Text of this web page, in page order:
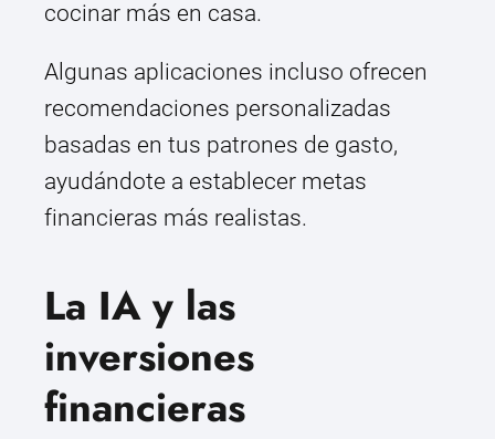
cocinar más en casa.
Algunas aplicaciones incluso ofrecen
recomendaciones personalizadas
basadas en tus patrones de gasto,
ayudándote a establecer metas
financieras más realistas.
La IA y las
inversiones
financieras